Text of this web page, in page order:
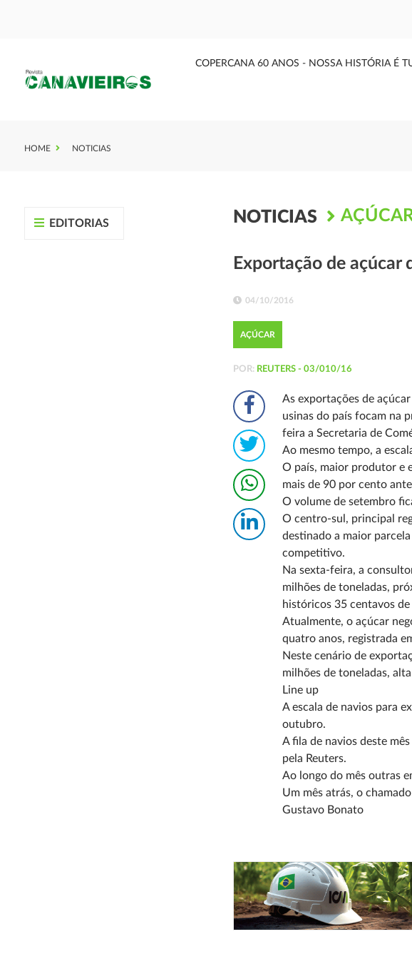
COPERCANA 60 ANOS - NOSSA HISTÓRIA É
HOME NOTICIAS
EDITORIAS NOTICIAS
Exportação de açúcar
04/10/2016
AÇÚCAR
POR: REUTERS - 03/010/16
As exportações de
usinas do país focam na
feira a Secretaria de
Ao mesmo tempo, a
O país, maior produtor e
mais de 90 por cento
O volume de setembro
O centro-sul, principal
destinado a maior
competitivo.
Na sexta-feira, a
milhões de toneladas,
históricos 35 centavos
Atualmente, o açúcar
quatro anos, registrada
Neste cenário de
milhões de toneladas,
Line up
A escala de navios para
outubro.
A fila de navios deste
pela Reuters.
Ao longo do mês outras
Um mês atrás, o
Gustavo Bonato